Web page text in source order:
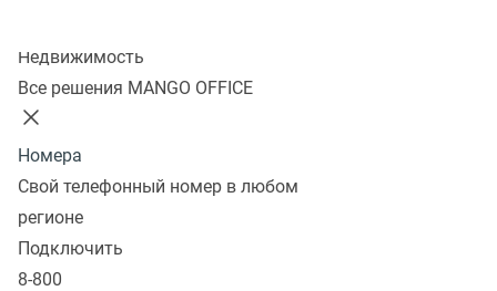
Недвижимость
Все решения MANGO OFFICE
Номера
Свой телефонный номер в любом
регионе
Подключить
8-800
В избранном 0 товаров
Сбросить
Популярные
Популярные
С высоким рейтингом
Перейти в
избранное
сравнение